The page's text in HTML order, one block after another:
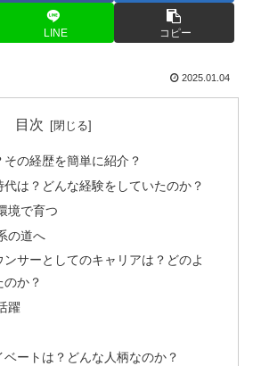
LINE コピー
2025.01.04
目次
の経歴を簡単に紹介？
は？どんな経験をしていたのか？
境で育つ
の道へ
サーとしてのキャリアは？どのよ
のか？
躍
ートは？どんな人柄なのか？